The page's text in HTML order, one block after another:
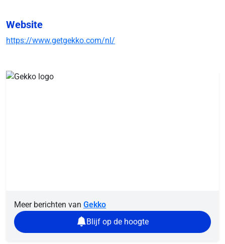
Website
https://www.getgekko.com/nl/
Meer berichten van Gekko
Blijf op de hoogte